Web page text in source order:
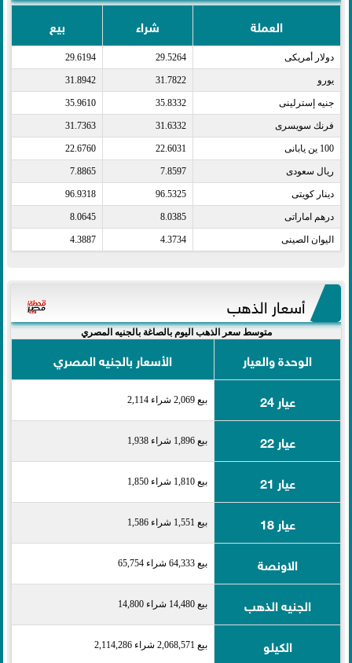
العملة شراء بيع
دولار أمريكى​ 29.5264
29.6194
يورو​ 31.7822
31.8942
جنيه إسترلينى​ 35.8332
35.9610
فرنك سويسرى​ 31.6332
31.7363
100 ين يابانى​ 22.6031
22.6760
ريال سعودى​ 7.8597
7.8865
دينار كويتى​ 96.5325
96.9318
درهم اماراتى​ 8.0385
8.0645
اليوان الصينى​ 4.3734
4.3887
أسعار الذهب
متوسط سعر الذهب اليوم بالصاغة بالجنيه المصري
الوحدة والعيار
الأسعار بالجنيه المصري
عيار 24
بيع 2,069 شراء 2,114
عيار 22 بيع 1,896 شراء 1,938
عيار 21 بيع 1,810 شراء 1,850
عيار 18 بيع 1,551 شراء 1,586
الاونصة بيع 64,333 شراء 65,754
الجنيه الذهب بيع 14,480 شراء 14,800
الكيلو بيع 2,068,571 شراء 2,114,286